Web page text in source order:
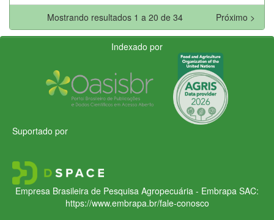
Mostrando resultados 1 a 20 de 34
Próximo >
Indexado por
Suportado por
Empresa Brasileira de Pesquisa Agropecuária - Embrapa SAC:
https://www.embrapa.br/fale-conosco